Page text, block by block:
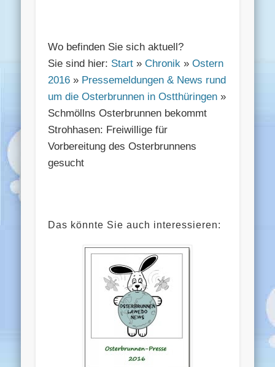
Wo befinden Sie sich aktuell?
Sie sind hier: Start »Chronik »Ostern
2016 » Pressemeldungen & News rund
um die Osterbrunnen in Ostthüringen »
Schmöllns Osterbrunnen bekommt
Strohhasen: Freiwillige für
Vorbereitung des Osterbrunnens
gesucht
Das könnte Sie auch interessieren: